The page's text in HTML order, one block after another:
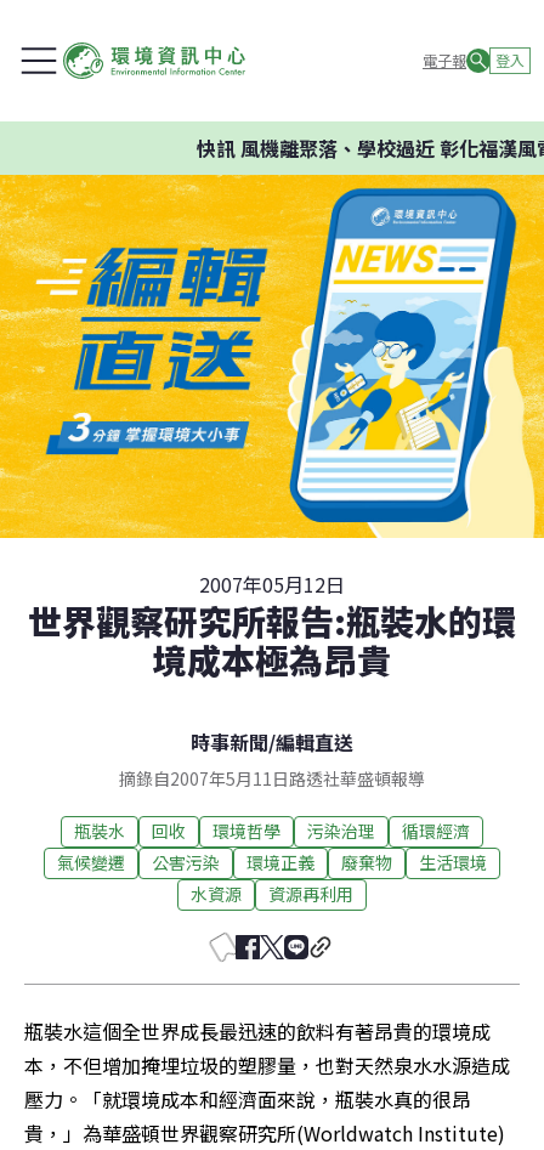
電子報 登入
快訊風機離聚落、學校過近 彰化福漢風
2007年05月12日
世界觀察研究所報告:瓶裝水的環
境成本極為昂貴
時事新聞/編輯直送
摘錄自2007年5月11日路透社華盛頓報導
瓶裝水 回收 環境哲學 污染治理
循環經濟
氣候變遷
公害污染 環境正義 廢棄物
生活環境
水資源
資源再利用
瓶裝水這個全世界成長最迅速的飲料有著昂貴的環境成
本，不但增加掩埋垃圾的塑膠量，也對天然泉水水源造成
壓力。「就環境成本和經濟面來說，瓶裝水真的很昂
貴，」為華盛頓世界觀察研究所(Worldwatch Institute)